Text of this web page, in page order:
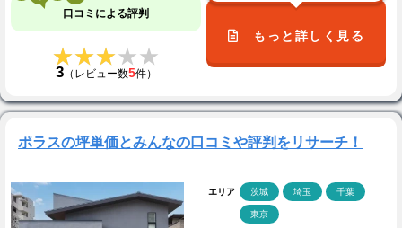
口コミによる評判
★★★★★
★★★★★
3（レビュー数5件）
もっと詳しく見る
ポラスの坪単価とみんなの口コミや評判をリサーチ！
エリア 茨城 埼玉 千葉
東京